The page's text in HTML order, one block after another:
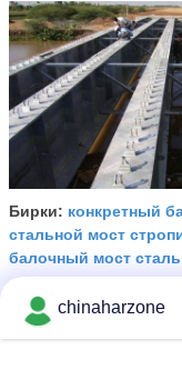
Бирки: конкретный
стальной мост
балочный мост
chinaharzone